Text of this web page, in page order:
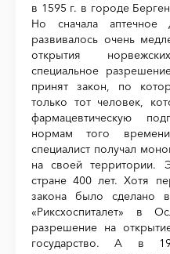
в 1595 г. в городе
Но сначала аптечное
развивалось очень
открытия
специальное
принят закон, по
только тот человек,
фармацевтическую
нормам того
специалист получал
на своей территории.
стране 400 лет. Хотя
закона было сделано
«Риксхоспиталет» в
разрешение на
государство. А в